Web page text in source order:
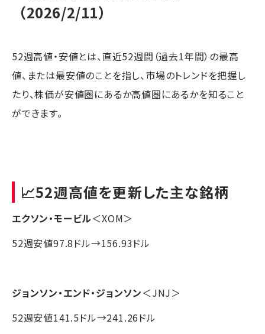
（2026/2/11）
52週高値・安値とは、直近52週間（過去1年間）の最高
値、または最安値のことを指し、市場のトレンドを把握し
たり、株価が安値圏にあるか高値圏にあるかを知ること
ができます。
📈52週高値を更新した主な銘柄
エクソン・モービル＜XOM＞
52週安値97.8ドル→156.93ドル
ジョンソン・エンド・ジョンソン＜JNJ＞
52週安値141.5ドル→241.26ドル